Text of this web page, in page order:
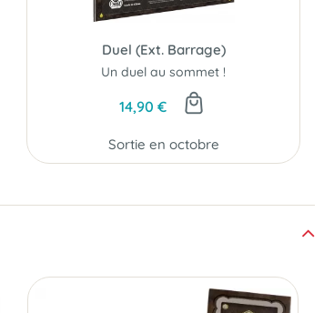
Duel (Ext. Barrage)
Un duel au sommet !
14,90 €
Sortie en octobre